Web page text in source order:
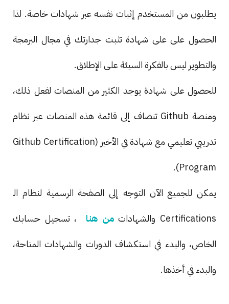
يطلبون من المستخدم إثبات نفسه عبر شهادات خاصة. لذا
الحصول على على شهادة تثبت جدارتك في مجال البرمجة
والتطوير ليس بالفكرة السيئة على الإطلاق.
للحصول على شهادة يوجد الكثير من المنصات لفعل ذلك،
ومنصة Github تنضاف إلى قائمة هذه المنصات عبر نظام
تدريبي تعليمي مع شهادة في الأخير (Github Certification
Program).
يمكن للجميع الآن التوجه إلى الصفحة الرسمية لنظام الـ
Certifications والشهادات
من هنا
، تسجيل حسابك
الخاص، والبدء في استكشاف الدورات والشهادات المتاحة،
والبدء في أخذها.